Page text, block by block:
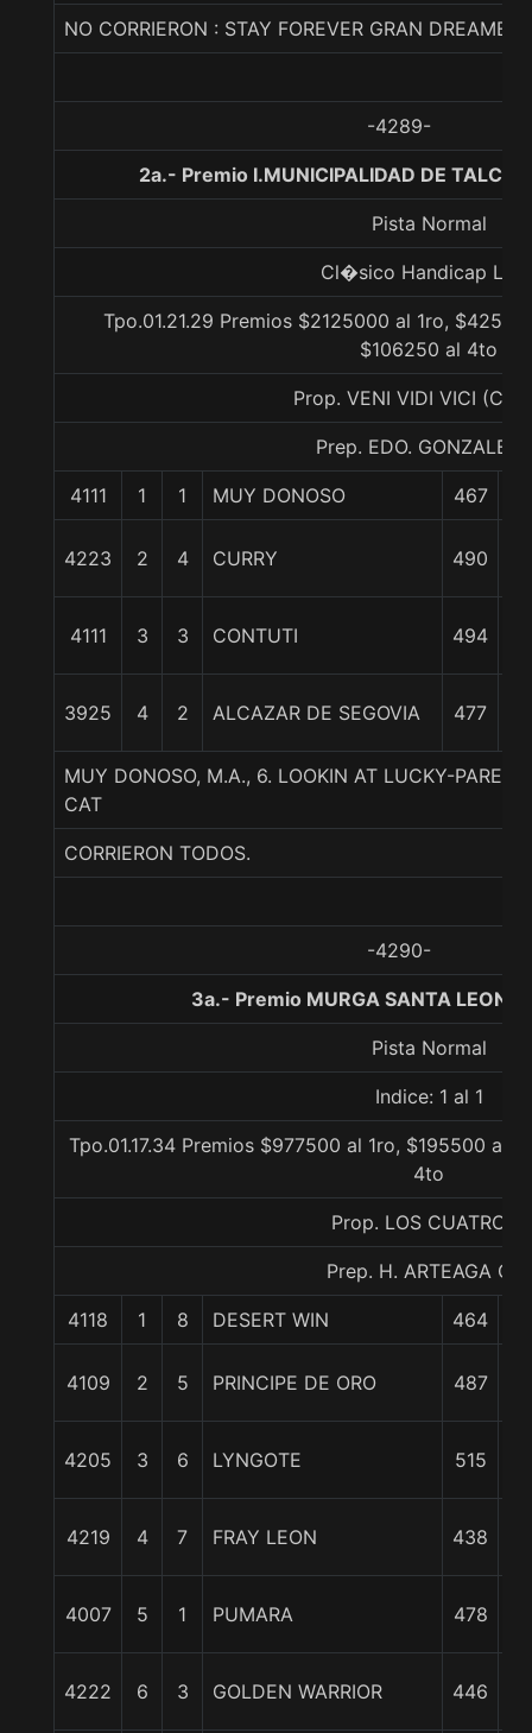
NO CORRIERON : STAY FOREVER GRAN DREAMER
-4289-
2a.- Premio I.MUNICIPALIDAD DE
Pista Normal
Cl�sico Handicap
Tpo.01.21.29 Premios $2125000 al 1ro,
$106250 al 4to
Prop. VENI VIDI VICI
Prep. EDO. GONZALEZ
4111 1 1 MUY DONOSO 467
4223 2 4 CURRY 490
4111 3 3 CONTUTI 494
3925 4 2 ALCAZAR DE SEGOVIA 477
MUY DONOSO, M.A., 6. LOOKIN AT LUCKY-
CAT
CORRIERON TODOS.
-4290-
3a.- Premio MURGA SANTA
Pista Normal
Indice: 1 al 1
Tpo.01.17.34 Premios $977500 al 1ro, $195500 al
4to
Prop. LOS CUATRO H
Prep. H. ARTEAGA CH.
4118 1 8 DESERT WIN 464
4109 2 5 PRINCIPE DE ORO 487
4205 3 6 LYNGOTE 515
4219 4 7 FRAY LEON 438
4007 5 1 PUMARA 478
4222 6 3 GOLDEN WARRIOR 446